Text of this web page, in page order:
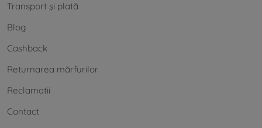
Transport și plată
Blog
Cashback
Returnarea mărfurilor
Reclamatii
Contact